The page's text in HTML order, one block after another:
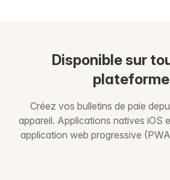
Disponible sur
Créez vos bulletins de paie
appareil. Applications natives iOS
application web progressive